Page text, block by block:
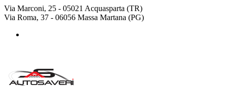
Via Marconi, 25 - 05021 Acquasparta (TR)
Via Roma, 37 - 06056 Massa Martana (PG)